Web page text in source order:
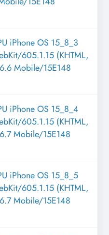
iPhone OS 15_8_3
605.1.15 (KHTML,
Mobile/15E148
iPhone OS 15_8_4
605.1.15 (KHTML,
Mobile/15E148
iPhone OS 15_8_5
605.1.15 (KHTML,
Mobile/15E148